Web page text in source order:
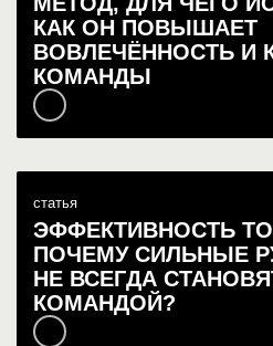
КАК ОН ПОВЫШАЕТ
ВОВЛЕЧЁННОСТЬ И
КОМАНДЫ
статья
ЭФФЕКТИВНОСТЬ
ПОЧЕМУ СИЛЬНЫЕ
НЕ ВСЕГДА
КОМАНДОЙ?